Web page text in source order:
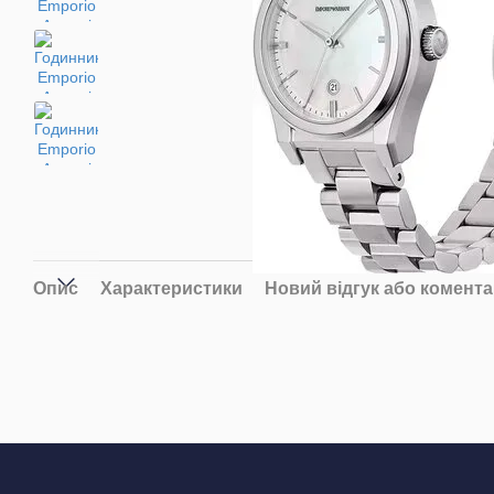
Опис Характеристики Новий відгук або